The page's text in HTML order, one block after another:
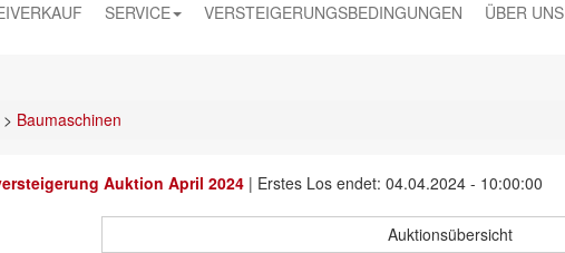
SERVICE VERSTEIGERUNGSBEDINGUNGEN ÜBER UNS
> Baumaschinen
Auktion April 2024 | Erstes Los endet: 04.04.2024 - 10:00:00
Auktionsübersicht